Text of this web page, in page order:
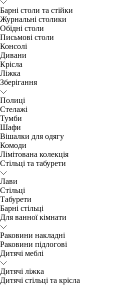
Барні столи та стійки
Журнальні столики
Обідні столи
Письмові столи
Консолі
Дивани
Крісла
Ліжка
Зберігання
Полиці
Стелажі
Тумби
Шафи
Вішалки для одягу
Комоди
Лімітована колекція
Стільці та табурети
Лави
Стільці
Табурети
Барні стільці
Для ванної кімнати
Раковини накладні
Раковини підлогові
Дитячі меблі
Дитячі ліжка
Дитячі стільці та крісла